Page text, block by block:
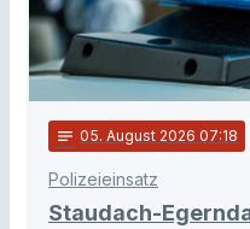
notes 05. August 2026 07:18
Polizeieinsatz
Staudach-